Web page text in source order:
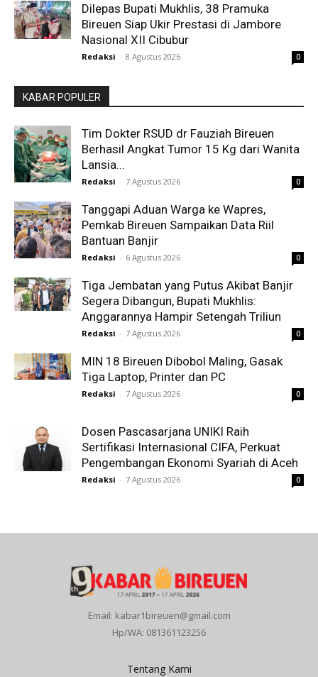
Dilepas Bupati Mukhlis, 38 Pramuka
Bireuen Siap Ukir Prestasi di Jambore
Nasional XII Cibubur
Redaksi - 8 Agustus 2026 0
KABAR POPULER
Tim Dokter RSUD dr Fauziah Bireuen
Berhasil Angkat Tumor 15 Kg dari Wanita
Lansia...
Redaksi - 7 Agustus 2026 0
Tanggapi Aduan Warga ke Wapres,
Pemkab Bireuen Sampaikan Data Riil
Bantuan Banjir
Redaksi - 6 Agustus 2026 0
Tiga Jembatan yang Putus Akibat Banjir
Segera Dibangun, Bupati Mukhlis:
Anggarannya Hampir Setengah Triliun
Redaksi - 7 Agustus 2026 0
MIN 18 Bireuen Dibobol Maling, Gasak
Tiga Laptop, Printer dan PC
Redaksi - 7 Agustus 2026 0
Dosen Pascasarjana UNIKI Raih
Sertifikasi Internasional CIFA, Perkuat
Pengembangan Ekonomi Syariah di Aceh
Redaksi - 7 Agustus 2026 0
Email: kabar1bireuen@gmail.com
Hp/WA: 081361123256
Tentang Kami